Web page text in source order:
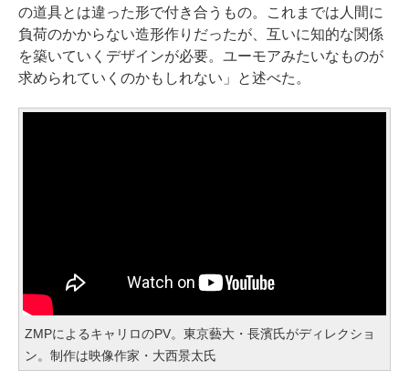
の道具とは違った形で付き合うもの。これまでは人間に
負荷のかからない造形作りだったが、互いに知的な関係
を築いていくデザインが必要。ユーモアみたいなものが
求められていくのかもしれない」と述べた。
ZMPによるキャリロのPV。東京藝大・長濱氏がディレクショ
ン。制作は映像作家・大西景太氏